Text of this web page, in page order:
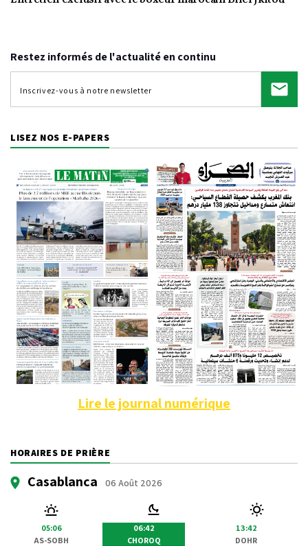
Video
Restez informés de l'actualité en continu
LISEZ NOS E-PAPERS
Lire le journal numérique
HORAIRES DE PRIÈRE
Casablanca 06 Août 2026
05:06
AS-SOBH
06:42
CHOROQ
13:42
DOHR